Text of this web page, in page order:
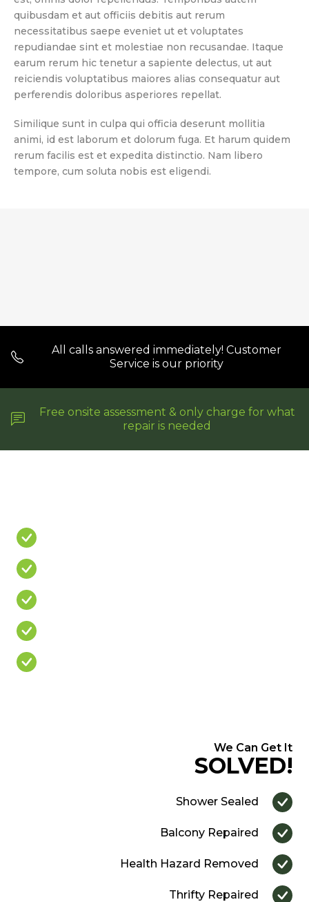
quibusdam et aut officiis debitis aut rerum
necessitatibus saepe eveniet ut et voluptates
repudiandae sint et molestiae non recusandae. Itaque
earum rerum hic tenetur a sapiente delectus, ut aut
reiciendis voluptatibus maiores alias consequatur aut
perferendis doloribus asperiores repellat.
Similique sunt in culpa qui officia deserunt mollitia
animi, id est laborum et dolorum fuga. Et harum quidem
rerum facilis est et expedita distinctio. Nam libero
tempore, cum soluta nobis est eligendi.
All calls answered immediately! Customer
Service is our priority
Free onsite assessment & only charge for what
repair is needed
We Can Get It
SOLVED!
Shower Sealed
Balcony Repaired
Health Hazard Removed
Thrifty Repaired